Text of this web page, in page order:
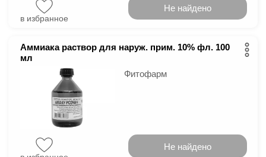
в избранное
Не найдено
Аммиака раствор для наруж. прим. 10% фл. 100
мл
Фитофарм
Не найдено